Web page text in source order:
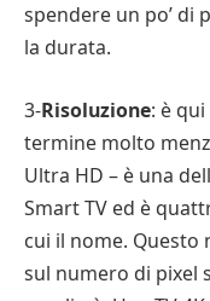
spendere un po’ di
la durata.
3-Risoluzione: è
termine molto
Ultra HD – è una
Smart TV ed è
cui il nome. Questo
sul numero di pixel